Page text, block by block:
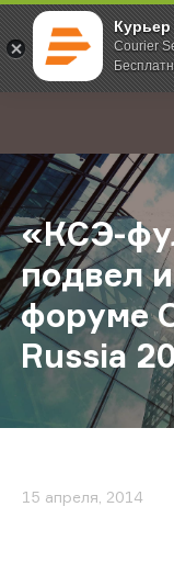
Courier
; Главная О
«КСЭ-
подвел
форуме
Russia
15 апреля, 2014